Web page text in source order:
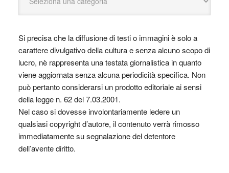
Si precisa che la diffusione di testi o immagini è solo a
carattere divulgativo della cultura e senza alcuno scopo di
lucro, nè rappresenta una testata giornalistica in quanto
viene aggiornata senza alcuna periodicità specifica. Non
può pertanto considerarsi un prodotto editoriale ai sensi
della legge n. 62 del 7.03.2001.
Nel caso si dovesse involontariamente ledere un
qualsiasi copyright d’autore, il contenuto verrà rimosso
immediatamente su segnalazione del detentore
dell’avente diritto.